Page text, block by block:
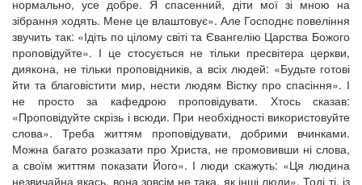
нормально, усе добре. Я спасенний, діти мої зі мною на
зібрання ходять. Мене це влаштовує». Але Господнє повеління
звучить так: «Ідіть по цілому світі та Євангелію Царства Божого
проповідуйте». І це стосується не тільки пресвітера церкви,
диякона, не тільки проповідників, а всіх людей: «Будьте готові
йти та благовістити мир, нести людям Вістку про спасіння». І
не просто за кафедрою проповідувати. Хтось сказав:
«Проповідуйте скрізь і всюди. При необхідності використовуйте
слова». Треба життям проповідувати, добрими вчинками.
Можна багато розказати про Христа, не промовивши ні слова,
а своїм життям показати Його». І люди скажуть: «Ця людина
незвичайна якась, вона зовсім не така, як інші люди». Тоді ті, із